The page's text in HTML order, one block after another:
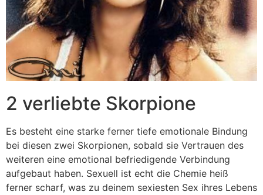
2 verliebte Skorpione
Es besteht eine starke ferner tiefe emotionale Bindung
bei diesen zwei Skorpionen, sobald sie Vertrauen des
weiteren eine emotional befriedigende Verbindung
aufgebaut haben. Sexuell ist echt die Chemie heiß
ferner scharf, was zu deinem sexiesten Sex ihres Lebens